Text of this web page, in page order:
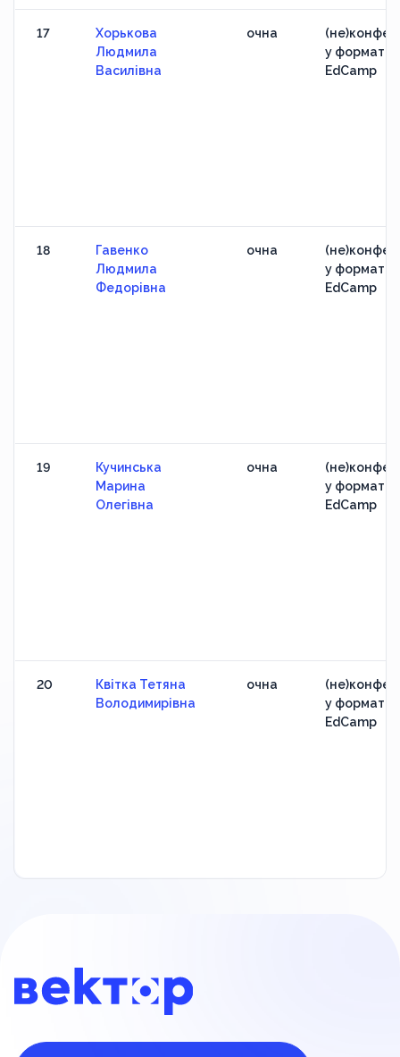
17
Хорькова
Людмила
Василівна
очна
у форматі
EdCamp
18
Гавенко
Людмила
Федорівна
очна
у форматі
EdCamp
19
Кучинська
Марина
Олегівна
очна
у форматі
EdCamp
20
Квітка Тетяна
Володимирівна
очна
у форматі
EdCamp